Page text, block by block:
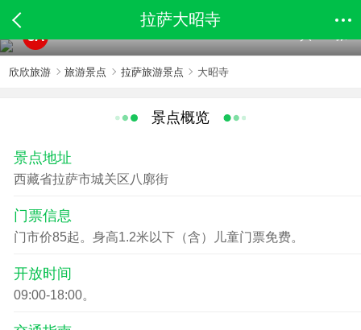
拉萨大昭寺
5A
欣欣旅游 旅游景点 拉萨旅游景点 大昭寺
景点概览
景点地址
西藏省拉萨市城关区八廓街
门票信息
门市价85起。身高1.2米以下（含）儿童门票免费。
开放时间
09:00-18:00。